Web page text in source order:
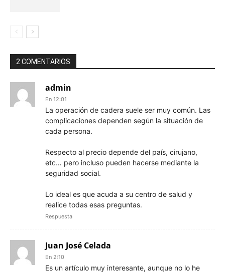
2 COMENTARIOS
admin
En 12:01
La operación de cadera suele ser muy común. Las
complicaciones dependen según la situación de
cada persona.
Respecto al precio depende del país, cirujano,
etc… pero incluso pueden hacerse mediante la
seguridad social.
Lo ideal es que acuda a su centro de salud y
realice todas esas preguntas.
Respuesta
Juan José Celada
En 2:10
Es un artículo muy interesante, aunque no lo he